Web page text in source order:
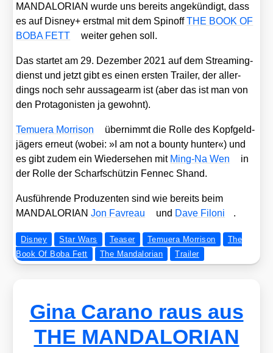
MANDALORIAN wur­de uns bereits ange­kün­digt, dass
es auf Dis­ney+ erst­mal mit dem Spin­offTHE BOOK OF
BOBA FETT
wei­ter gehen soll.
Das star­tet am 29. Dezem­ber 2021 auf dem Strea­ming­
dienst und jetzt gibt es einen ers­ten Trai­ler, der aller­
dings noch sehr aus­sa­ge­arm ist (aber das ist man von
den Prot­ago­nis­ten ja gewohnt).
Temuera Mor­ri­son
über­nimmt die Rol­le des Kopf­geld­
jä­gers erneut (wobei: »I am not a boun­ty hun­ter«) und
es gibt zudem ein Wie­der­se­hen mit Ming-Na Wen
in
der Rol­le der Scharf­schüt­zin Fennec Shand.
Aus­füh­ren­de Pro­du­zen­ten sind wie bereits beim
MANDALORIANJon Fav­reau und Dave Filoni .
Disney Star Wars Teaser Temuera Morrison
The
Book Of Boba Fett
The Mandalorian Trailer
Gina Carano raus aus
THE MANDALORIAN